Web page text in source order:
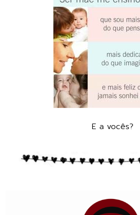
E a vocês?